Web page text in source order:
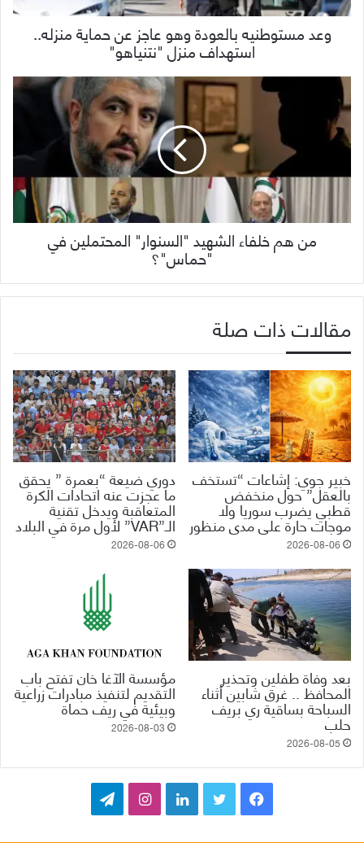
وعد مستوطنيه بالعودة وهو عاجز عن حماية منزله..
استهداف منزل "نتنياهو"
من هم خلفاء الشهيد "السنوار" المحتملين في
"حماس"؟
مقالات ذات صلة
خبير جوي: إشاعات “تستخف
بالعقل” حول منخفض
قطبي يضرب سوريا ولا
موجات حارة على مدى منظور
2026-08-06
دوري ضيعة “بعمرة ” يحقق
ما عجزت عنه اتحادات الكرة
المتعاقبة ويدخل تقنية
الـ”VAR” لأول مرة في البلاد
2026-08-06
بعد وفاة طفلين وتحذير
المحافظ .. غرق شابين أثناء
السباحة بساقية ري بريف
حلب
2026-08-05
مؤسسة الآغا خان تفتح باب
التقديم لتنفيذ مبادرات زراعية
وبيئية في ريف حماة
2026-08-03